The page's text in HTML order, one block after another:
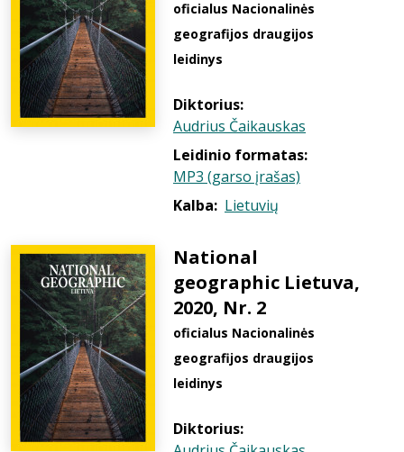
oficialus Nacionalinės
geografijos draugijos
leidinys
Diktorius:
Audrius Čaikauskas
Leidinio formatas:
MP3 (garso įrašas)
Kalba: Lietuvių
National
geographic Lietuva,
2020, Nr. 2
oficialus Nacionalinės
geografijos draugijos
leidinys
Diktorius: